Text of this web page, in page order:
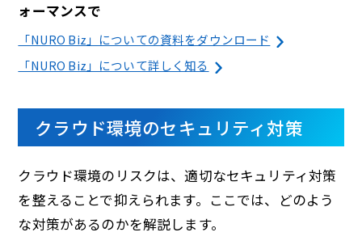
ォーマンスで
「NURO Biz」についての資料をダウンロード
「NURO Biz」について詳しく知る
クラウド環境のセキュリティ対策
クラウド環境のリスクは、適切なセキュリティ対策
を整えることで抑えられます。ここでは、どのよう
な対策があるのかを解説します。